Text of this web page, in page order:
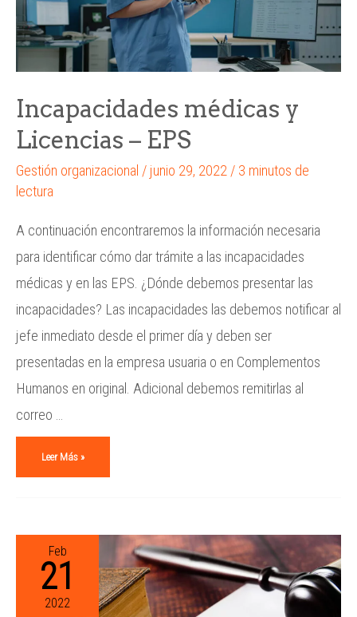
Incapacidades médicas y
Licencias – EPS
Gestión organizacional / junio 29, 2022 / 3 minutos de
lectura
A continuación encontraremos la información necesaria
para identificar cómo dar trámite a las incapacidades
médicas y en las EPS. ¿Dónde debemos presentar las
incapacidades? Las incapacidades las debemos notificar al
jefe inmediato desde el primer día y deben ser
presentadas en la empresa usuaria o en Complementos
Humanos en original. Adicional debemos remitirlas al
correo …
Leer Más »
Feb
21
2022